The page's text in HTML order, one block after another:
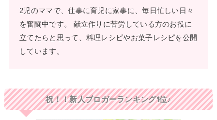
2児のママで、仕事に育児に家事に、毎日忙しい日々
を奮闘中です。 献立作りに苦労している方のお役に
立てたらと思って、料理レシピやお菓子レシピを公開
しています。
祝！！新人ブロガーランキング1位♪